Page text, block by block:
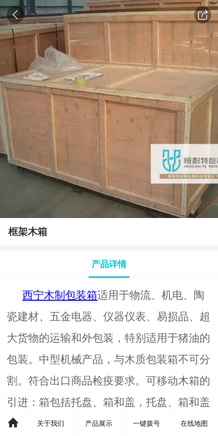
框架木箱
产品详情
西宁木制包装箱适用于物流、机电、陶
瓷建材、五金电器、仪器仪表、易损品、超
大货物的运输和外包装，特别适用于猪油的
包装。中型机械产品，与木质包装箱不可分
割。符合出口商品检疫要求。可移动木箱的
引进：箱包括托盘、箱和盖，托盘、箱和盖
重叠，由一段以上的木板组成；
关于我们 产品展示 一键拨号 在线地图